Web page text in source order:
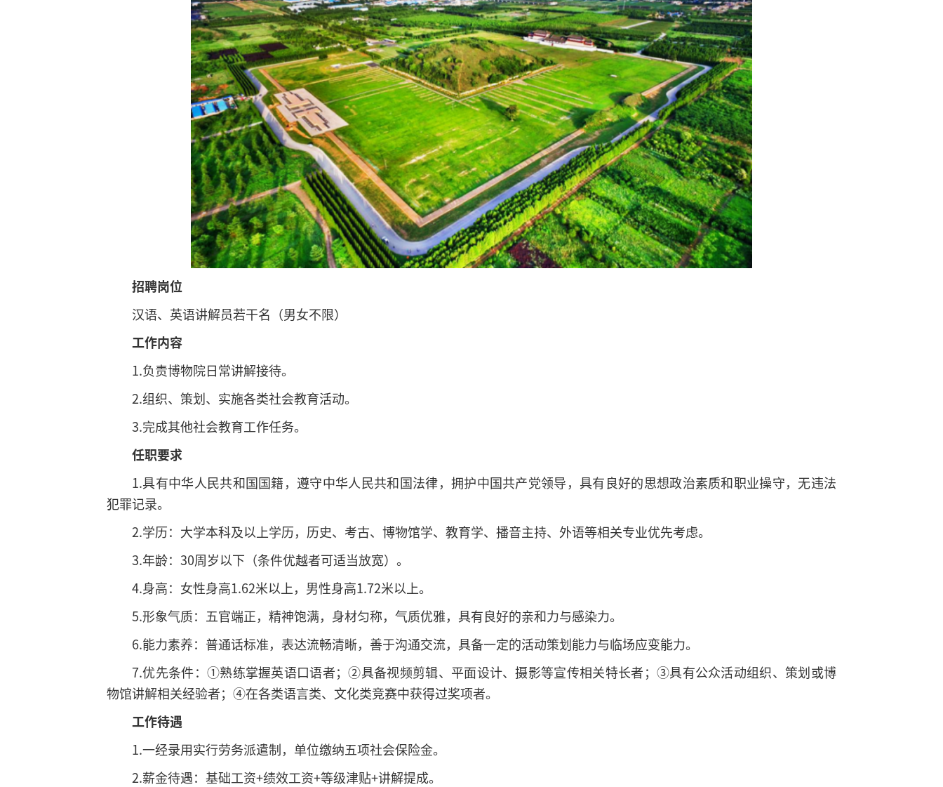
招聘岗位
汉语、英语讲解员若干名（男女不限）
工作内容
1.负责博物院日常讲解接待。
2.组织、策划、实施各类社会教育活动。
3.完成其他社会教育工作任务。
任职要求
1.具有中华人民共和国国籍，遵守中华人民共和国法律，拥护中国共产党领导，具有良好的思想政治素质和职业操守，无违法
犯罪记录。
2.学历：大学本科及以上学历，历史、考古、博物馆学、教育学、播音主持、外语等相关专业优先考虑。
3.年龄：30周岁以下（条件优越者可适当放宽）。
4.身高：女性身高1.62米以上，男性身高1.72米以上。
5.形象气质：五官端正，精神饱满，身材匀称，气质优雅，具有良好的亲和力与感染力。
6.能力素养：普通话标准，表达流畅清晰，善于沟通交流，具备一定的活动策划能力与临场应变能力。
7.优先条件：①熟练掌握英语口语者；②具备视频剪辑、平面设计、摄影等宣传相关特长者；③具有公众活动组织、策划或博
物馆讲解相关经验者；④在各类语言类、文化类竞赛中获得过奖项者。
工作待遇
1.一经录用实行劳务派遣制，单位缴纳五项社会保险金。
2.薪金待遇：基础工资+绩效工资+等级津贴+讲解提成。